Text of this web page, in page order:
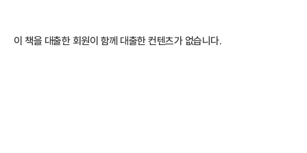
이 책을 대출한 회원이 함께 대출한 컨텐츠가 없습니다.